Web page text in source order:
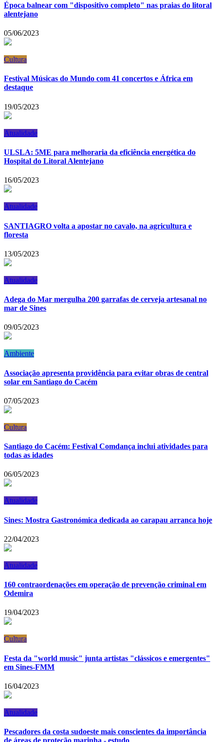
Época balnear com "dispositivo completo" nas praias do litoral
alentejano
05/06/2023
Cultura
Festival Músicas do Mundo com 41 concertos e África em
destaque
19/05/2023
Atualidade
ULSLA: 5ME para melhoraria da eficiência energética do
Hospital do Litoral Alentejano
16/05/2023
Atualidade
SANTIAGRO volta a apostar no cavalo, na agricultura e
floresta
13/05/2023
Atualidade
Adega do Mar mergulha 200 garrafas de cerveja artesanal no
mar de Sines
09/05/2023
Ambiente
Associação apresenta providência para evitar obras de central
solar em Santiago do Cacém
07/05/2023
Cultura
Santiago do Cacém: Festival Comdança inclui atividades para
todas as idades
06/05/2023
Atualidade
Sines: Mostra Gastronómica dedicada ao carapau arranca hoje
22/04/2023
Atualidade
160 contraordenações em operação de prevenção criminal em
Odemira
19/04/2023
Cultura
Festa da "world music" junta artistas "clássicos e emergentes"
em Sines-FMM
16/04/2023
Atualidade
Pescadores da costa sudoeste mais conscientes da importância